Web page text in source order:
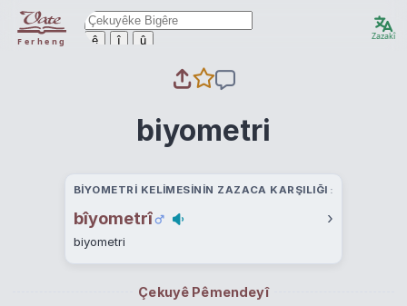
Ferheng ê î û Zazakî
biyometri
BIYOMETRI KELIMESININ ZAZACA KARŞILIĞI
bîyometrî ›
biyometri
Çekuyê Pêmendeyî